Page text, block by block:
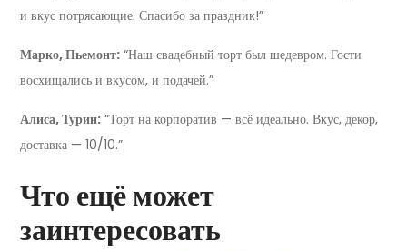
и вкус потрясающие. Спасибо за праздник!”
Марко, Пьемонт: “Наш свадебный торт был шедевром. Гости
восхищались и вкусом, и подачей.”
Алиса, Турин: “Торт на корпоратив — всё идеально. Вкус, декор,
доставка — 10/10.”
Что ещё может
заинтересовать